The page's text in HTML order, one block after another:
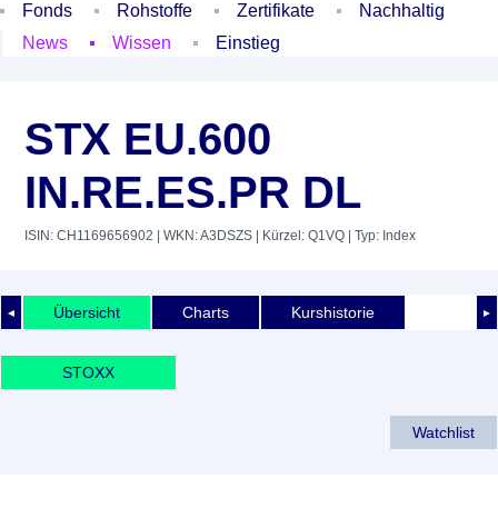
Fonds
Rohstoffe Zertifikate
Nachhaltig
News
Wissen Einstieg
STX EU.600
IN.RE.ES.PR DL
ISIN: CH1169656902 | WKN: A3DSZS | Kürzel: Q1VQ | Typ: Index
◄ ►
Übersicht Charts Kurshistorie
STOXX
Watchlist